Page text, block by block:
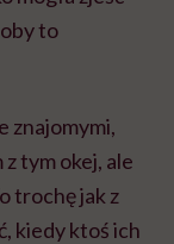
to
znajomymi,
tym okej, ale
trochę jak z
kiedy ktoś ich